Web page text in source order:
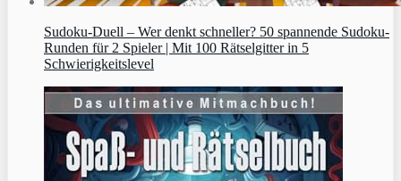
Sudoku‑Duell – Wer denkt schneller? 50 spannende Sudoku-
Runden für 2 Spieler | Mit 100 Rätselgitter in 5
Schwierigkeitslevel